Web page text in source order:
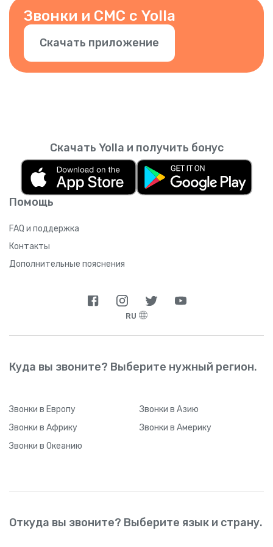
Звонки и СМС с Yolla
Скачать приложение
Помощь
FAQ и поддержка
Контакты
Дополнительные пояснения
Скачать Yolla и получить бонус
RU
Куда вы звоните? Выберите нужный регион.
Звонки в Европу Звонки в Азию
Звонки в Африку Звонки в Америку
Звонки в Океанию
Откуда вы звоните? Выберите язык и страну.